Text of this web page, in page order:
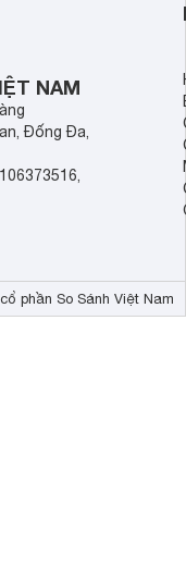
NAM
Đống Đa,
phần So Sánh Việt Nam